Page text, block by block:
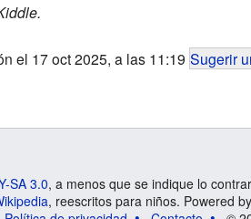
el 17 oct 2025, a las 11:19 Sugerir
SA 3.0, a menos que se indique lo
, reescritos para niños. Powered by